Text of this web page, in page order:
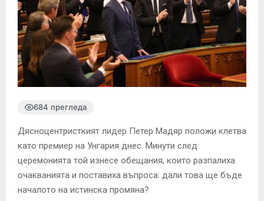
684 прегледа
Дясноцентристкият лидер Петер Мадяр положи клетва
като премиер на Унгария днес. Минути след
церемонията той изнесе обещания, които разпалиха
очакванията и поставиха въпроса: дали това ще бъде
началото на истинска промяна?